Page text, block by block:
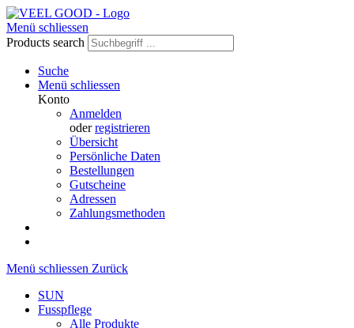
Menü schliessen
Products search
Suche
Menü schliessen
Konto
Anmelden
oderregistrieren
Übersicht
Persönliche Daten
Bestellungen
Gutscheine
Adressen
Zahlungsmethoden
Menü schliessen Zurück
SUN
Fusspflege
Alle Produkte